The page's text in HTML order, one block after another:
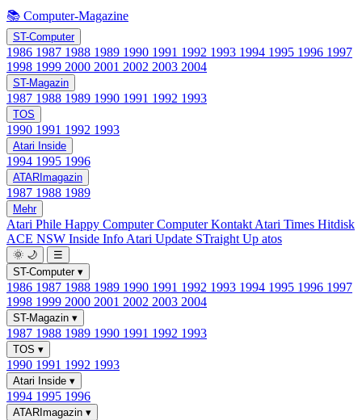
📚 Computer-Magazine
ST-Computer
1986 1987 1988 1989 1990 1991 1992 1993 1994 1995 1996 1997
1998 1999 2000 2001 2002 2003 2004
ST-Magazin
1987 1988 1989 1990 1991 1992 1993
TOS
1990 1991 1992 1993
Atari Inside
1994 1995 1996
ATARImagazin
1987 1988 1989
Mehr
Atari Phile Happy ComputerComputer Kontakt Atari Times Hitdisk
ACE NSW Inside Info Atari Update STraight Up atos
🌞 🌙
☰
ST-Computer ▾
1986 1987 1988 1989 1990 1991 1992 1993 1994 1995 1996 1997
1998 1999 2000 2001 2002 2003 2004
ST-Magazin ▾
1987 1988 1989 1990 1991 1992 1993
TOS ▾
1990 1991 1992 1993
Atari Inside ▾
1994 1995 1996
ATARImagazin ▾